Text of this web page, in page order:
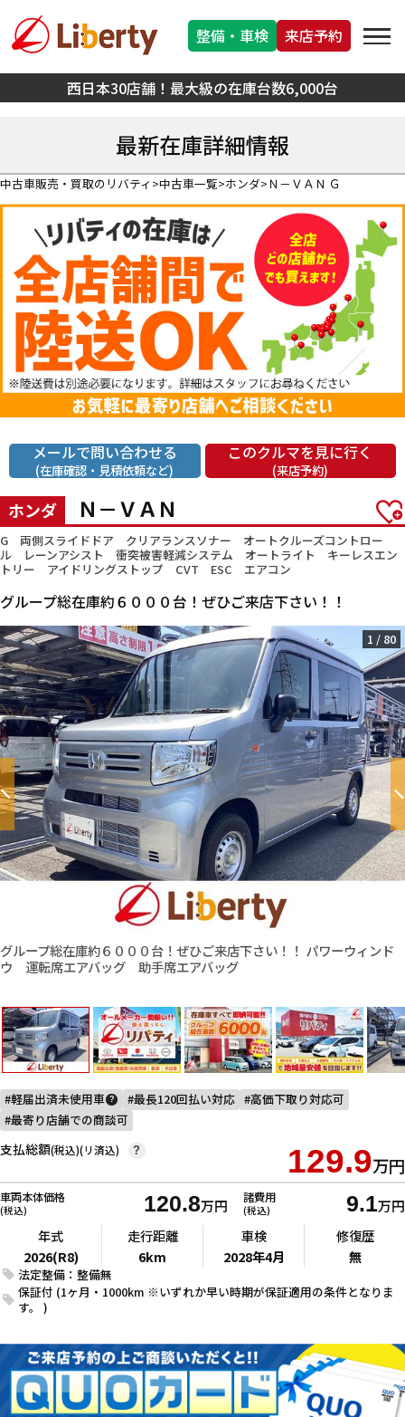
西日本30店舗！最大級の在庫台数6,000台
整備・車検 来店予約
最新在庫詳細情報
中古車販売・買取のリバティ 中古車一覧 ホンダ Ｎ－ＶＡＮ Ｇ
メールで問い合わせる
(在庫確認・見積依頼など)
このクルマを見に行く
(来店予約)
ホンダ Ｎ－ＶＡＮ
G 両側スライドドア クリアランスソナー オートクルーズコントロー
ル レーンアシスト 衝突被害軽減システム オートライト キーレスエン
トリー アイドリングストップ CVT ESC エアコン
グループ総在庫約６０００台！ぜひご来店下さい！！
グループ総在庫約６０００台！ぜひご来店下さい！！ パワーウィンド
ウ 運転席エアバッグ 助手席エアバッグ
1 / 80
軽届出済未使用車 ? 最長120回払い対応
高価下取り対応可
最寄り店舗での商談可
支払総額(税込)(リ済込) 129.9万円
?
車両本体価格
(税込) 120.8万円 諸費用
(税込) 9.1万円
法定整備：整備無
保証付 (1ヶ月・1000km ※いずれか早い時期が保証適用の条件となりま
す。 )
年式
2026(R8)
走行距離
6km
車検
2028年4月
修復歴
無